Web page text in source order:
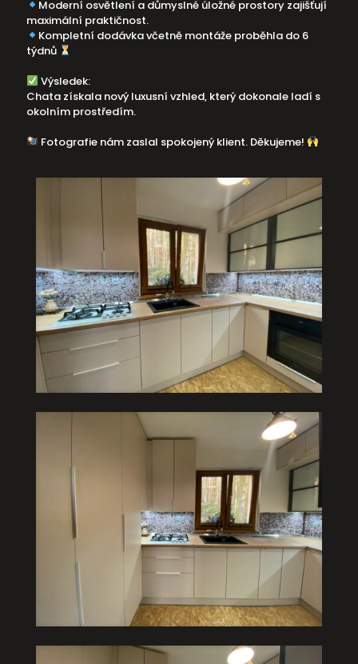
Moderní osvětlení a důmyslné úložné prostory zajišťují
maximální praktičnost.
Kompletní dodávka včetně montáže proběhla do 6
týdnů
Výsledek:
Chata získala nový luxusní vzhled, který dokonale ladí s
okolním prostředím.
Fotografie nám zaslal spokojený klient. Děkujeme!